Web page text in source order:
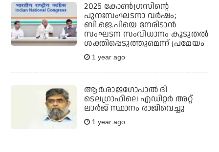
2025 കോണ്‍ഗ്രസിന്റെ
പുനഃസംഘടനാ വര്‍ഷം;
ബി.ജെ.പിയെ നേരിടാന്‍
സംഘടന സംവിധാനം കൂടുതല്‍
ശക്തിപ്പെടുത്തുമെന്ന് പ്രമേയം
1 year ago
ആര്‍.രാജഗോപാല്‍ ദി
ടെലഗ്രാഫിലെ എഡിറ്റര്‍ അറ്റ്
ലാര്‍ജ് സ്ഥാനം രാജിവെച്ചു
1 year ago